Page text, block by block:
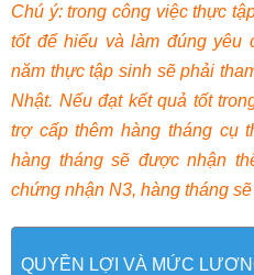
Chú ý: trong công việc thực
tốt để hiểu và làm đúng yêu
năm thực tập sinh sẽ phải
Nhật. Nếu đạt kết quả tốt
trợ cấp thêm hàng tháng cụ
hàng tháng sẽ được nhận
chứng nhận N3, hàng tháng
QUYỀN LỢI VÀ MỨC